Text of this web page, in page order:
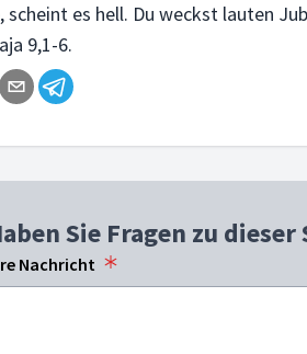
scheint es hell. Du weckst lauten
9,1-6.
Sie Fragen zu dieser
Nachricht